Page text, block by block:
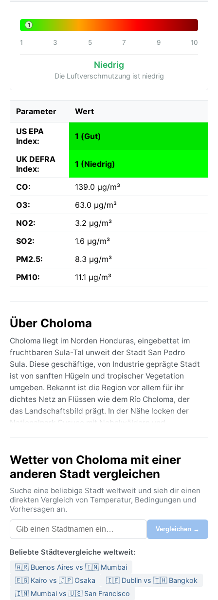
1
1 3 5 7 9 10
Niedrig
Die Luftverschmutzung ist niedrig
Parameter Wert
US EPA
Index:
1 (Gut)
UK DEFRA
Index:
1 (Niedrig)
CO:
139.0 µg/m³
O3:
63.0 µg/m³
NO2:
3.2 µg/m³
SO2:
1.6 µg/m³
PM2.5:
8.3 µg/m³
PM10:
11.1 µg/m³
Über Choloma
Choloma liegt im Norden Honduras, eingebettet im
fruchtbaren Sula-Tal unweit der Stadt San Pedro
Sula. Diese geschäftige, von Industrie geprägte Stadt
ist von sanften Hügeln und tropischer Vegetation
umgeben. Bekannt ist die Region vor allem für ihr
dichtes Netz an Flüssen wie dem Río Choloma, der
das Landschaftsbild prägt. In der Nähe locken der
Nationalpark Cusuco mit Nebelwäldern und
Gelassenheit – typisch für dieses karibisch
beeinflusste Land.
Das Klima entspricht der Köppen-Klasse Am, einem
tropischen Monsunklima. Die Temperaturen bleiben
das ganze Jahr über konstant warm, um die 30 °C
tagsüber. Deutlich ausgeprägt sind zwei Jahreszeiten:
die Trockenzeit von November bis April mit angenehm
Regenzeit von Mai bis Oktober bringt heftige, oft
stundenlange Niederschläge und drückende Schwüle
– genau das erwartet man von einem Monsunklima.
Die Luftfeuchtigkeit klettert dann auf 80 Prozent und
Wetter von Choloma mit einer
anderen Stadt vergleichen
Suche eine beliebige Stadt weltweit und sieh dir einen
direkten Vergleich von Temperatur, Bedingungen und
Vorhersagen an.
Vergleichen →
Beliebte Städtevergleiche weltweit:
🇦🇷 Buenos Aires vs 🇮🇳 Mumbai
🇪🇬 Kairo vs 🇯🇵 Osaka
🇮🇪 Dublin vs 🇹🇭 Bangkok
🇮🇳 Mumbai vs 🇺🇸 San Francisco